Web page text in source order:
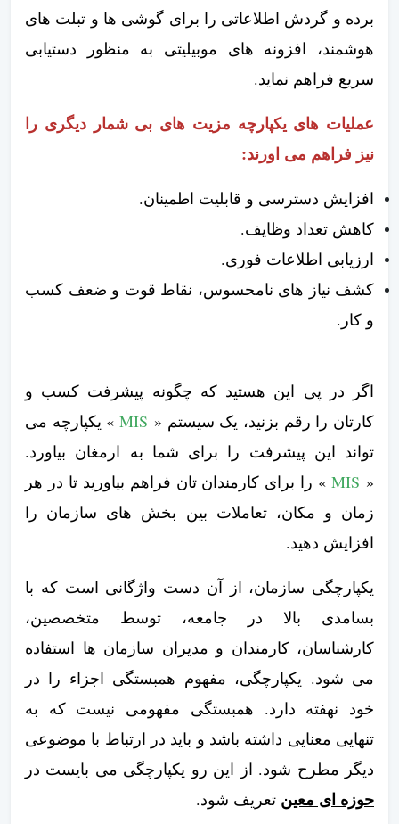
برده و گردش اطلاعاتی را برای گوشی ها و تبلت های
هوشمند، افزونه های موبیلیتی به منظور دستیابی
سریع فراهم نماید.
عملیات های یکپارچه مزیت های بی شمار دیگری را
نیز فراهم می اورند:
افزایش دسترسی و قابلیت اطمینان.
کاهش تعداد وظایف.
ارزیابی اطلاعات فوری.
کشف نیاز های نامحسوس، نقاط قوت و ضعف کسب
و کار.
اگر در پی این هستید که چگونه پیشرفت کسب و
کارتان را رقم بزنید، یک سیستم « MIS » یکپارچه می
تواند این پیشرفت را برای شما به ارمغان بیاورد.
«
MIS » را برای کارمندان تان فراهم بیاورید تا در هر
زمان و مکان، تعاملات بین بخش های سازمان را
افزایش دهید.
یکپارچگی سازمان، از آن دست واژگانی است که با
بسامدی بالا در جامعه، توسط متخصصین،
کارشناسان، کارمندان و مدیران سازمان ها استفاده
می شود. یکپارچگی، مفهوم همبستگی اجزاء را در
خود نهفته دارد. همبستگی مفهومی نیست که به
تنهایی معنایی داشته باشد و باید در ارتباط با موضوعی
دیگر مطرح شود. از این رو یکپارچگی می بایست در
حوزه ای معین تعریف شود.